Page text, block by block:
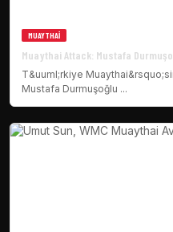
MUAYTHAI
Muaythai Attack: Mustafa
T&uuml;rkiye
Mustafa Durmuşoğlu ...